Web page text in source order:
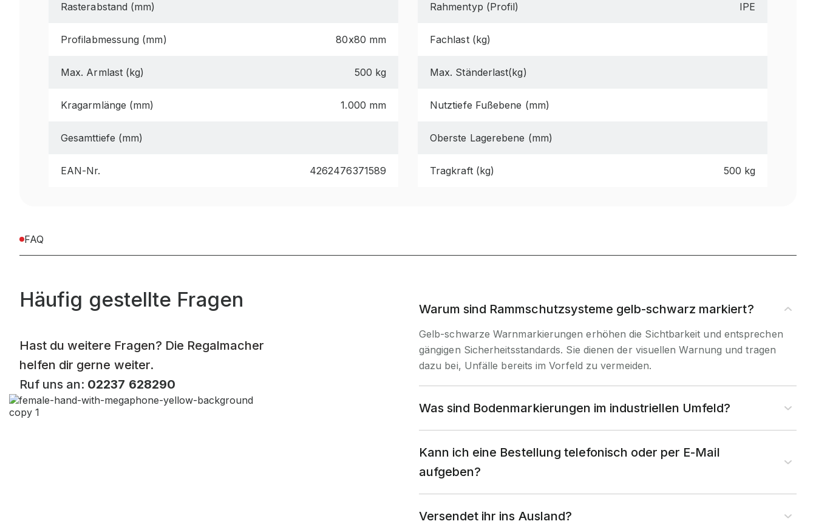
Rasterabstand (mm) Rahmentyp (Profil) IPE
Profilabmessung (mm) 80x80 mm Fachlast (kg)
Max. Armlast (kg) 500 kg Max. Ständerlast(kg)
Kragarmlänge (mm) 1.000 mm Nutztiefe Fußebene (mm)
Gesamttiefe (mm) Oberste Lagerebene (mm)
EAN-Nr. 4262476371589 Tragkraft (kg) 500 kg
FAQ
Häufig gestellte Fragen
Hast du weitere Fragen? Die Regalmacher
helfen dir gerne weiter.
Ruf uns an: 02237 628290
Warum sind Rammschutzsysteme gelb-schwarz markiert?
Gelb-schwarze Warnmarkierungen erhöhen die Sichtbarkeit und entsprechen
gängigen Sicherheitsstandards. Sie dienen der visuellen Warnung und tragen
dazu bei, Unfälle bereits im Vorfeld zu vermeiden.
Was sind Bodenmarkierungen im industriellen Umfeld?
Kann ich eine Bestellung telefonisch oder per E-Mail
aufgeben?
Versendet ihr ins Ausland?